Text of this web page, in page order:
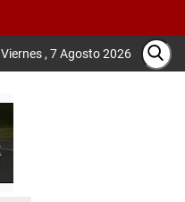
Viernes , 7 Agosto 2026